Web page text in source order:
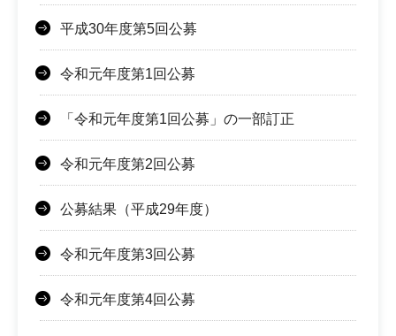
平成30年度第5回公募
令和元年度第1回公募
「令和元年度第1回公募」の一部訂正
令和元年度第2回公募
公募結果（平成29年度）
令和元年度第3回公募
令和元年度第4回公募